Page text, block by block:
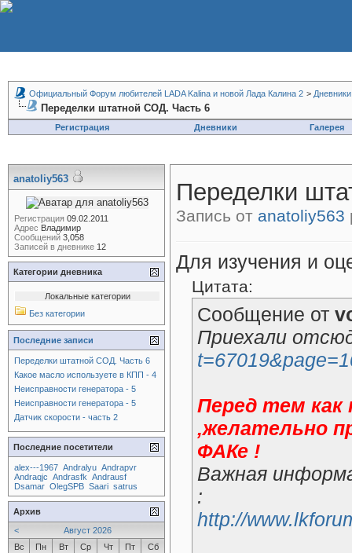
Официальный Форум любителей LADA Kalina и новой Лада Калина 2 > Дневники
Переделки штатной СОД. Часть 6
Регистрация Дневники Галерея
Переделки
Запись от anatoliy563
Для изучения и
Цитата:
Сообщение от
Приехали
Перед тем
,желательно
ФАКе !
Важная
:
http://
anatoliy563
Регистрация 09.02.2011
Адрес Владимир
Сообщений 3,058
Записей в дневнике 12
Категории дневника
Локальные категории
Без категории
Последние записи
Переделки штатной СОД. Часть 6
Какое масло используете в КПП - 4
Неисправности генератора - 5
Неисправности генератора - 5
Датчик скорости - часть 2
Последние посетители
alex---1967 Andralyu Andrapvr
Andraqjc Andrasfk Andrausf
Dsamar OlegSPB Saari satrus
Архив
<
Август 2026
Вс
Пн Вт Ср Чт Пт
Сб